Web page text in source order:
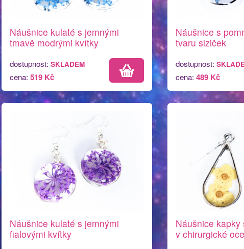
Náušnice kulaté s jemnými
tmavě modrými kvítky
dostupnost: SKLADEM
cena: 519 Kč
Náušnice s
tvaru slziček
dostupnost:
cena: 489 Kč
Náušnice kulaté s jemnými
fialovými kvítky
Náušnice
v chirurgické